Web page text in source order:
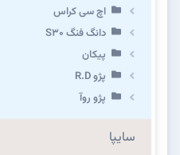
اچ سی کراس
دانگ فنگ S30
پیکان
پژو R.D
پژو روآ
سایپا